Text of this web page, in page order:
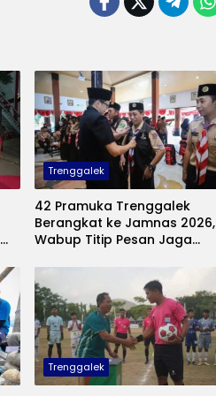
Trenggalek
42 Pramuka Trenggalek
Berangkat ke Jamnas 2026,
Wabup Titip Pesan Jaga
Trenggalek